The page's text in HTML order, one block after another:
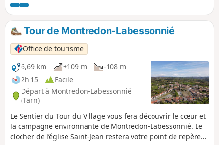
vallée du ruisseau du Budel, le sentier remonte
sur le plateau pour de beaux panoramas dont la
vue sur le château de Castelfranc et
l'Observatoire du Nautonnier.
Tour de Montredon-Labessonnié
Office de tourisme
6,69 km
+109 m
-108 m
2h 15
Facile
Départ à Montredon-Labessonnié
(Tarn)
Le Sentier du Tour du Village vous fera découvrir le cœur et
la campagne environnante de Montredon-Labessonnié. Le
clocher de l’église Saint-Jean restera votre point de repère